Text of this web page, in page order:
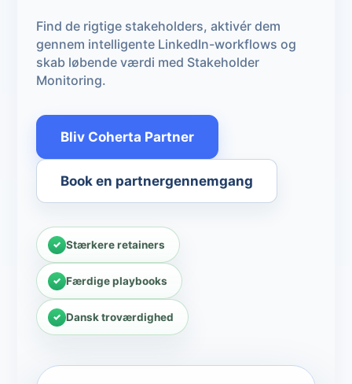
Find de rigtige stakeholders, aktivér dem
gennem intelligente LinkedIn-workflows og
skab løbende værdi med Stakeholder
Monitoring.
Bliv Coherta Partner
Book en partnergennemgang
Stærkere retainers
Færdige playbooks
Dansk troværdighed